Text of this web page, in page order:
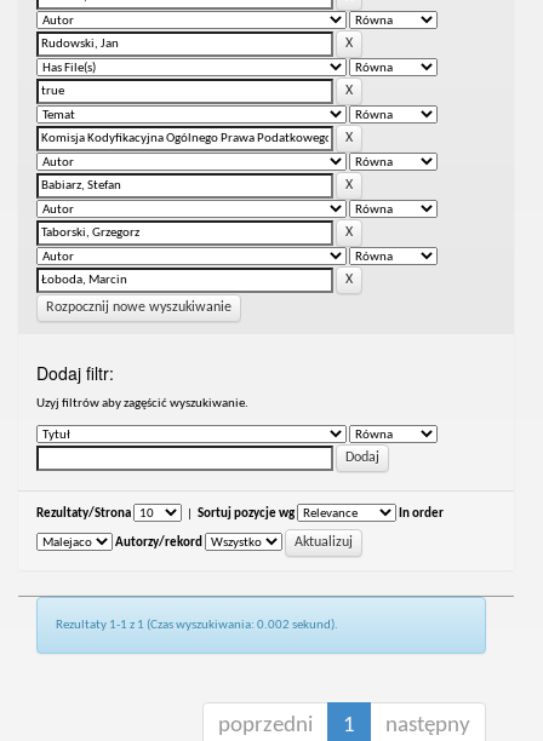
Rozpocznij nowe wyszukiwanie
Dodaj filtr:
Uzyj filtrów aby zagęścić wyszukiwanie.
Rezultaty/Strona Sortuj pozycje wg In order
Autorzy/rekord
Rezultaty 1-1 z 1 (Czas wyszukiwania: 0.002 sekund).
poprzedni 1 następny